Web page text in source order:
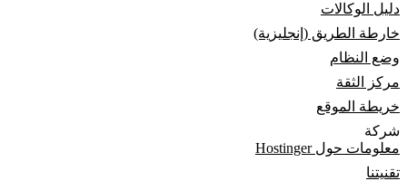
دليل الوكالات
خارطة الطريق (إنجليزية)
وضع النظام
مركز الثقة
خريطة الموقع
شركة
معلومات حول Hostinger
تقنيتنا